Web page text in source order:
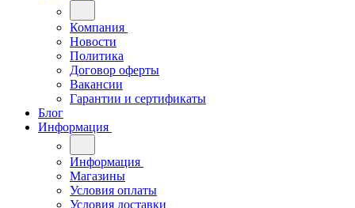
Компания
Новости
Политика
Договор оферты
Вакансии
Гарантии и сертификаты
Блог
Информация
Информация
Магазины
Условия оплаты
Условия доставки